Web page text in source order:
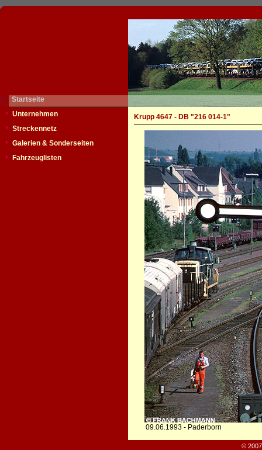
Startseite
Unternehmen
Streckennetz
Galerien & Sonderseiten
Fahrzeuglisten
Krupp 4647 - DB "216 014-1"
09.06.1993 - Paderborn
©